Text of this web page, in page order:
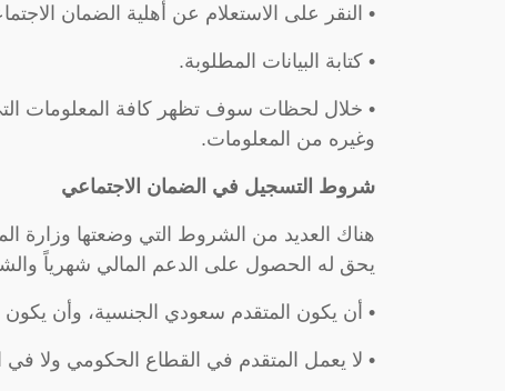
• النقر على الاستعلام عن أهلية الضمان
• كتابة البيانات المطلوبة.
• خلال لحظات سوف تظهر كافة المعلومات
وغيره من المعلومات.
شروط التسجيل في الضمان الاجتماعي
هناك العديد من الشروط التي وضعتها وزارة
يحق له الحصول على الدعم المالي شهرياً
• أن يكون المتقدم سعودي الجنسية، وأن
• لا يعمل المتقدم في القطاع الحكومي ولا